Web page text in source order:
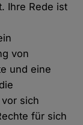
Ihre Rede ist
von
und eine
sich
für sich